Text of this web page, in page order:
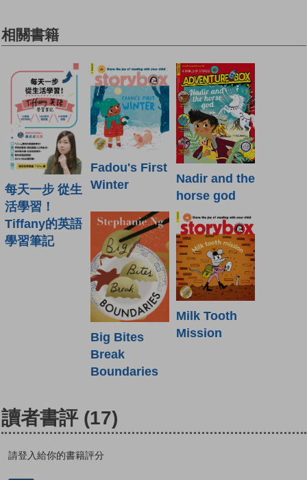
相關書籍
每天一步 從生
活學習！
Tiffany的英語
學習筆記
Fadou's First
Winter
Nadir and the
horse god
Big Bites
Break
Boundaries
Milk Tooth
Mission
讀者書評 (17)
請登入給你的書籍評分